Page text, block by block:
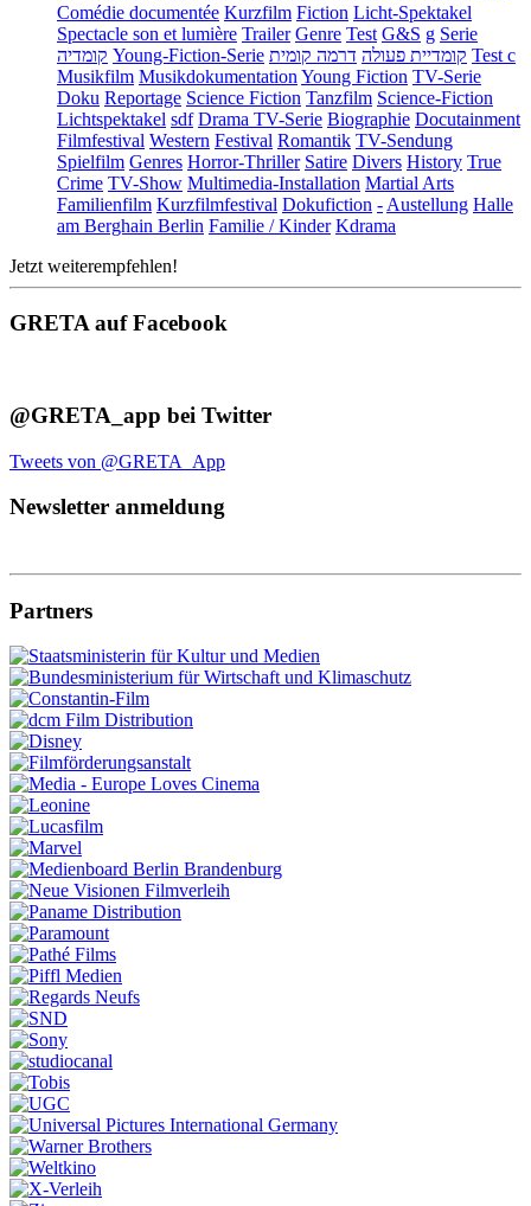
Comédie documentée Kurzfilm Fiction Licht-Spektakel
Spectacle son et lumière Trailer Genre Test G&S g Serie
קומדיה Young-Fiction-Serie קומדיית פעולה דרמה קומית
Test c
Musikfilm Musikdokumentation Young Fiction TV-Serie
Doku Reportage Science Fiction Tanzfilm Science-Fiction
Lichtspektakel sdf Drama TV-Serie Biographie Docutainment
Filmfestival Western Festival Romantik TV-Sendung
Spielfilm Genres Horror-Thriller Satire Divers History True
Crime TV-Show Multimedia-Installation Martial Arts
Familienfilm Kurzfilmfestival Dokufiction - Austellung Halle
am Berghain Berlin Familie / Kinder Kdrama
Jetzt weiterempfehlen!
GRETA auf Facebook
@GRETA_app bei Twitter
Tweets von @GRETA_App
Newsletter anmeldung
Partners